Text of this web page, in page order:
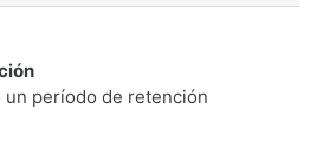
un período de retención